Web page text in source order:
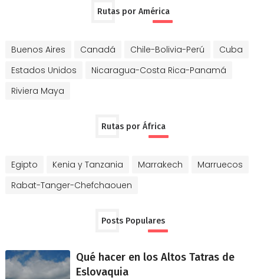
Rutas por América
Buenos Aires Canadá Chile-Bolivia-Perú
Cuba
Estados Unidos
Nicaragua-Costa Rica-Panamá
Riviera Maya
Rutas por África
Egipto Kenia y Tanzania Marrakech
Marruecos
Rabat-Tanger-Chefchaouen
Posts Populares
Qué hacer en los Altos Tatras de
Eslovaquia